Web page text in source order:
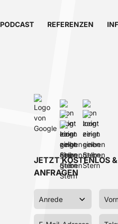
PODCAST REFERENZEN
JETZT KOSTENLOS
ANFRAGEN